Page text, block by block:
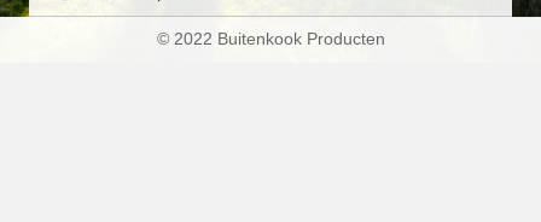
© 2022 Buitenkook Producten